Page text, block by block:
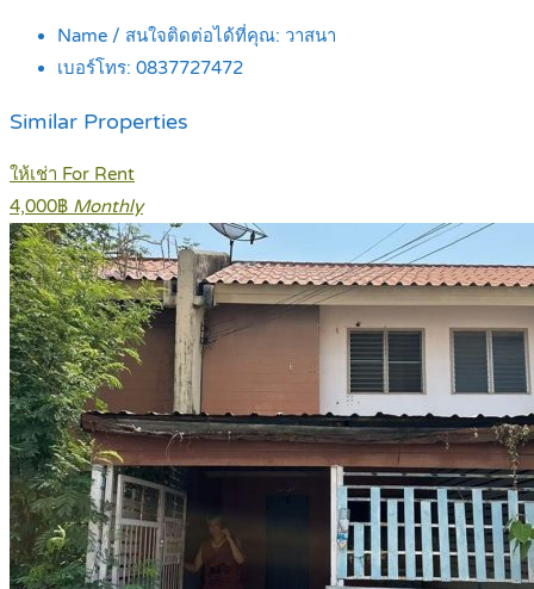
Name / สนใจติดต่อได้ที่คุณ: วาสนา
เบอร์โทร: 0837727472
Similar Properties
ให้เช่า For Rent
4,000฿ Monthly